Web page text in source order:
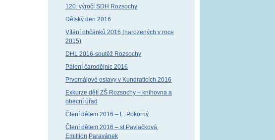
120. výročí SDH Rozsochy
Dětský den 2016
Vítání občánků 2016 (narozených v roce
2015)
DHL 2016-soutěž Rozsochy
Pálení čarodějnic 2016
Prvomájové oslavy v Kundraticích 2016
Exkurze dětí ZŠ Rozsochy – knihovna a
obecní úřad
Čtení dětem 2016 – L. Pokorný
Čtení dětem 2016 – sl.Pavlačková,
Emillion,Paravánek